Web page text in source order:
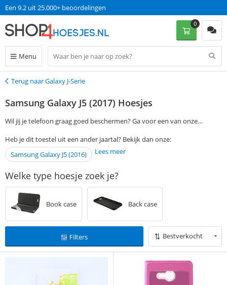
Een 9.2 uit 25.000+ beoordelingen
Menu
0
Terug
Terug naar Galaxy J-Serie
Samsung Galaxy J5 (2017) Hoesjes
Wil jij je telefoon graag goed beschermen? Ga voor een van onze
soorten hoezen in allerlei verschillende kleuren. Kom je er niet helemaal
uit welke hoes bij je past? Neem dan gerust contact op met onze
Bestel je je favoriete Samsung Galaxy J5 (2017) hoes op werkdagen voor
13:00, dan ontvang je hem de volgende dag nog in huis. Zonder
verzendkosten te betalen!
Heb je dit toestel uit een ander jaartal? Bekijk dan onze:
Samsung Galaxy J5 (2016)
Lees meer
Welke type hoesje zoek je?
Book case Back case
Filters Bestverkocht